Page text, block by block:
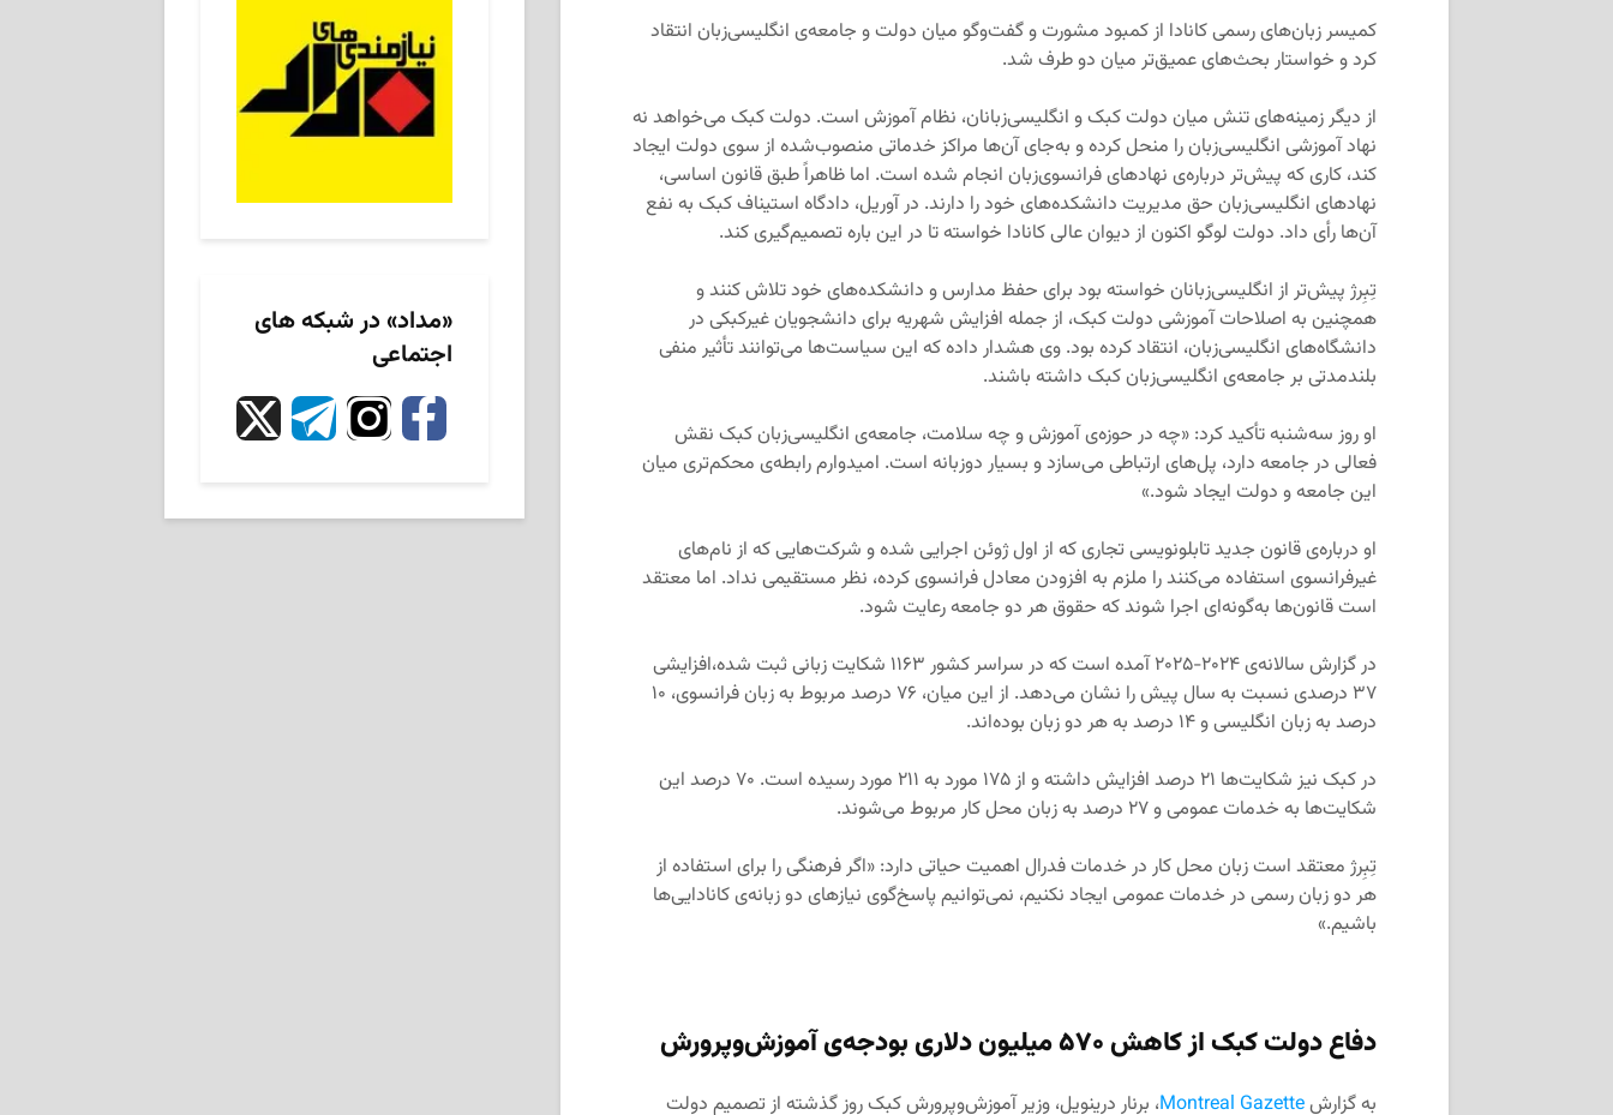
کمیسر زبان‌های رسمی کانادا از کمبود مشورت و گفت‌وگو میان دولت و جامعه‌ی انگلیسی‌زبان انتقاد
کرد و خواستار بحث‌های عمیق‌تر میان دو طرف شد.
از دیگر زمینه‌های تنش میان دولت کبک و انگلیسی‌زبانان، نظام آموزش است. دولت کبک می‌خواهد نه
نهاد آموزشی انگلیسی‌زبان را منحل کرده و به‌جای آن‌ها مراکز خدماتی منصوب‌شده از سوی دولت ایجاد
کند، کاری که پیش‌تر درباره‌ی نهادهای فرانسوی‌زبان انجام شده است. اما ظاهراً طبق قانون اساسی،
نهادهای انگلیسی‌زبان حق مدیریت دانشکده‌های خود را دارند. در آوریل، دادگاه استیناف کبک به نفع
آن‌ها رأی داد. دولت لوگو اکنون از دیوان عالی کانادا خواسته تا در این باره تصمیم‌گیری کند.
تِبِرژ پیش‌تر از انگلیسی‌زبانان خواسته بود برای حفظ مدارس و دانشکده‌های خود تلاش کنند و
همچنین به اصلاحات آموزشی دولت کبک، از جمله افزایش شهریه برای دانشجویان غیرکبکی در
دانشگاه‌های انگلیسی‌زبان، انتقاد کرده بود. وی هشدار داده که این سیاست‌ها می‌توانند تأثیر منفی
بلندمدتی بر جامعه‌ی انگلیسی‌زبان کبک داشته باشند.
او روز سه‌شنبه تأکید کرد: «چه در حوزه‌ی آموزش و چه سلامت، جامعه‌ی انگلیسی‌زبان کبک نقش
فعالی در جامعه دارد، پل‌های ارتباطی می‌سازد و بسیار دوزبانه است. امیدوارم رابطه‌ی محکم‌تری میان
این جامعه و دولت ایجاد شود.»
او درباره‌ی قانون جدید تابلونویسی تجاری که از اول ژوئن اجرایی شده و شرکت‌هایی که از نام‌های
غیرفرانسوی استفاده می‌کنند را ملزم به افزودن معادل فرانسوی کرده، نظر مستقیمی نداد. اما معتقد
است قانون‌ها به‌گونه‌ای اجرا شوند که حقوق هر دو جامعه رعایت شود.
در گزارش سالانه‌ی ۲۰۲۴-۲۰۲۵ آمده است که در سراسر کشور ۱۱۶۳ شکایت زبانی ثبت شده،افزایشی
۳۷ درصدی نسبت به سال پیش را نشان می‌دهد. از این میان، ۷۶ درصد مربوط به زبان فرانسوی، ۱۰
درصد به زبان انگلیسی و ۱۴ درصد به هر دو زبان بوده‌اند.
در کبک نیز شکایت‌ها ۲۱ درصد افزایش داشته و از ۱۷۵ مورد به ۲۱۱ مورد رسیده است. ۷۰ درصد این
شکایت‌ها به خدمات عمومی و ۲۷ درصد به زبان محل کار مربوط می‌شوند.
تِبِرژ معتقد است زبان محل کار در خدمات فدرال اهمیت حیاتی دارد: «اگر فرهنگی را برای استفاده از
هر دو زبان رسمی در خدمات عمومی ایجاد نکنیم، نمی‌توانیم پاسخ‌گوی نیازهای دو زبانه‌ی کانادایی‌ها
باشیم.»
دفاع دولت کبک از کاهش ۵۷۰ میلیون دلاری بودجه‌ی آموزش‌وپرورش
به گزارشMontreal Gazette، برنار درینویل، وزیر آموزش‌وپرورش کبک روز گذشته از تصمیم دولت
«مداد» در شبکه های
اجتماعی